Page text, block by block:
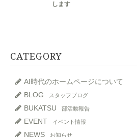
します
CATEGORY
AI時代のホームページについて
BLOG
スタッフブログ
BUKATSU 部活動報告
EVENT イベント情報
NEWS お知らせ